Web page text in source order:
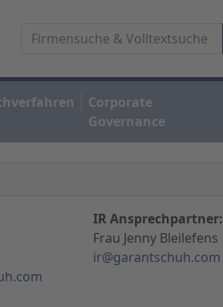
Corporate
Governance
IR Ansprechpartner:
Frau Jenny Bleilefens
ir@garantschuh.com